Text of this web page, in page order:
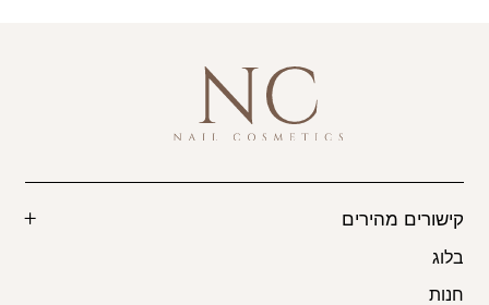
קישורים מהירים
בלוג
חנות